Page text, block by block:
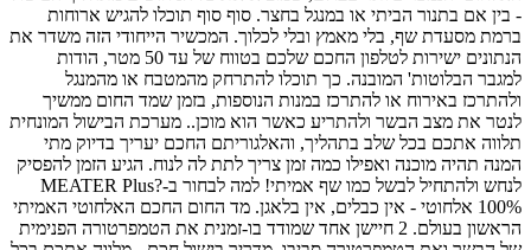
- בין אם בתנור הביתי או במנגל בחצר. סוף סוף תוכלו להגיש ארוחות
ברמת מסעדת שף, בלי מאמץ ובלי לכלוך. המכשיר הייחודי הזה משדר את
הנתונים ישירות לטלפון החכם שלכם בטווח של עד 50 מטר, הודות
למגבר הבלוטות' המובנה. כך תוכלו להתרחק מהמטבח או מהמנגל
ולהתרכז באירוח או להתרכז במנות הנוספות, בזמן שמד החום ממשיך
לנטר את מצב הבשר ולהתריע כאשר הוא מוכן.. מערכת הבישול המונחית
תלווה אתכם בכל שלב בתהליך, והאלגוריתם החכם יעריך בדיוק מתי
המנה תהיה מוכנה ואפילו כמה זמן צריך לתת לה לנוח. הגיע הזמן להפסיק
לנחש ולהתחיל לבשל כמו שף אמיתי! למה לבחור ב-MEATER Plus?
100% אלחוטי - אין כבלים, אין בלאגן. מד החום החכם האלחוטי האמיתי
הראשון בעולם.
2 חיישן אחד שמודד בו-זמנית את הטמפרטורה הפנימית